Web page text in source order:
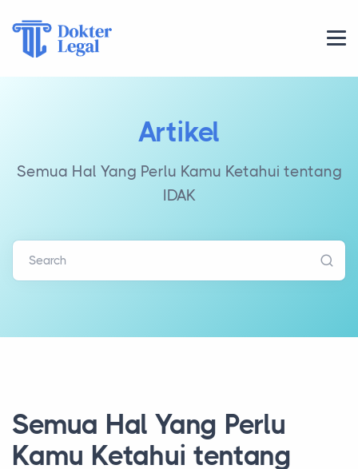
Artikel
Semua Hal Yang Perlu Kamu Ketahui tentang
IDAK
Search
Semua Hal Yang Perlu
Kamu Ketahui tentang